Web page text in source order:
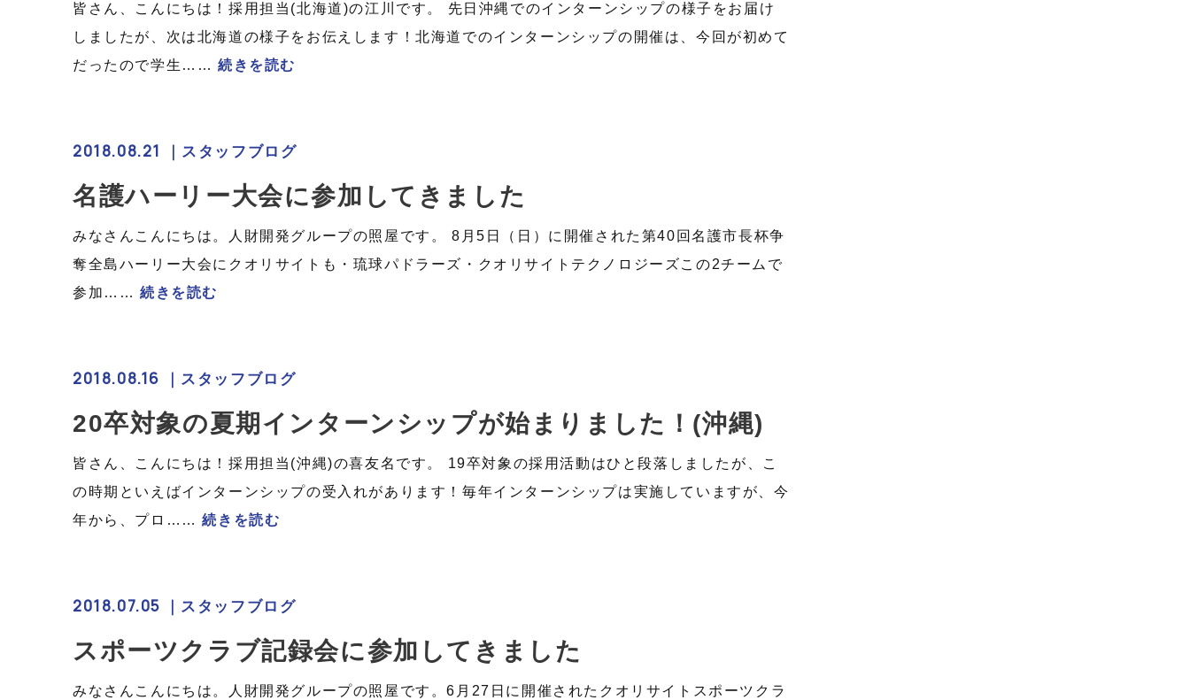
皆さん、こんにちは！採用担当(北海道)の江川です。 先日沖縄でのインターンシップの様子をお届け
しましたが、次は北海道の様子をお伝えします！北海道でのインターンシップの開催は、今回が初めて
だったので学生…… 続きを読む
2018.08.21 ｜ スタッフブログ
名護ハーリー大会に参加してきました
みなさんこんにちは。人財開発グループの照屋です。 8月5日（日）に開催された第40回名護市長杯争
奪全島ハーリー大会にクオリサイトも・琉球パドラーズ・クオリサイトテクノロジーズこの2チームで
参加…… 続きを読む
2018.08.16 ｜ スタッフブログ
20卒対象の夏期インターンシップが始まりました！(沖縄)
皆さん、こんにちは！採用担当(沖縄)の喜友名です。 19卒対象の採用活動はひと段落しましたが、こ
の時期といえばインターンシップの受入れがあります！毎年インターンシップは実施していますが、今
年から、プロ……続きを読む
2018.07.05 ｜ スタッフブログ
スポーツクラブ記録会に参加してきました
みなさんこんにちは。人財開発グループの照屋です。6月27日に開催されたクオリサイトスポーツクラ